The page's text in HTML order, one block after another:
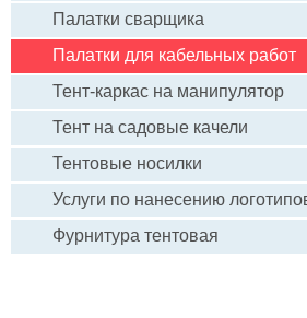
Палатки сварщика
Палатки для кабельных работ
Тент-каркас на манипулятор
Тент на садовые качели
Тентовые носилки
Услуги по нанесению
Фурнитура тентовая